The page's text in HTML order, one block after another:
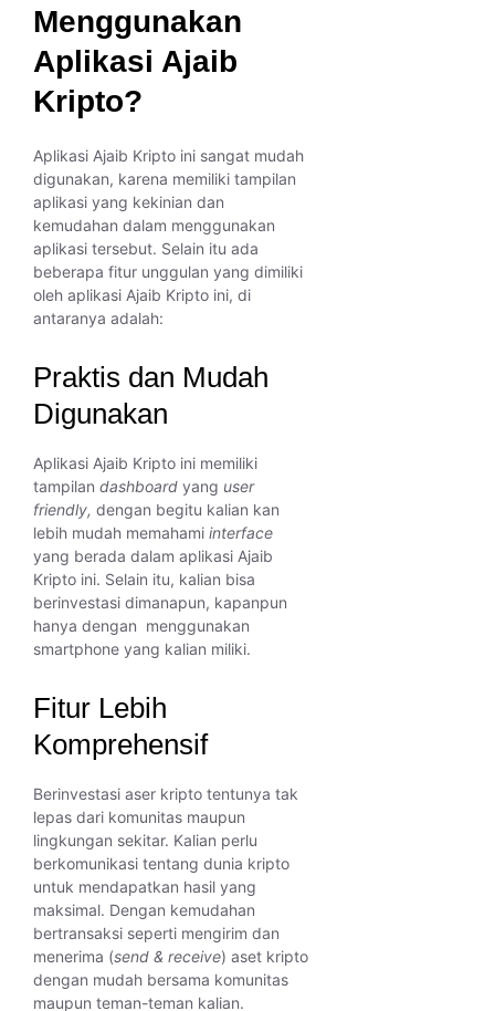
Menggunakan
Aplikasi Ajaib
Kripto?
Aplikasi Ajaib Kripto ini sangat mudah
digunakan, karena memiliki tampilan
aplikasi yang kekinian dan
kemudahan dalam menggunakan
aplikasi tersebut. Selain itu ada
beberapa fitur unggulan yang dimiliki
oleh aplikasi Ajaib Kripto ini, di
antaranya adalah:
Praktis dan Mudah
Digunakan
Aplikasi Ajaib Kripto ini memiliki
tampilan dashboard yang user
friendly, dengan begitu kalian kan
lebih mudah memahami interface
yang berada dalam aplikasi Ajaib
Kripto ini. Selain itu, kalian bisa
berinvestasi dimanapun, kapanpun
hanya dengan menggunakan
smartphone yang kalian miliki.
Fitur Lebih
Komprehensif
Berinvestasi aser kripto tentunya tak
lepas dari komunitas maupun
lingkungan sekitar. Kalian perlu
berkomunikasi tentang dunia kripto
untuk mendapatkan hasil yang
maksimal. Dengan kemudahan
bertransaksi seperti mengirim dan
menerima (send & receive) aset kripto
dengan mudah bersama komunitas
maupun teman-teman kalian.